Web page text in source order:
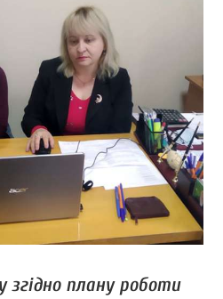
згідно плану роботи